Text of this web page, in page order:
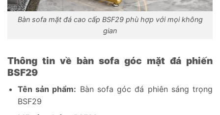
Bàn sofa mặt đá cao cấp BSF29 phù hợp với mọi không
gian
Thông tin về bàn sofa góc mặt đá phiến
BSF29
Tên sản phẩm: Bàn sofa góc đá phiên sáng trọng
BSF29